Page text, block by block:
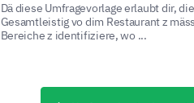
Rabatte und Angebote
Wie wichtig sind
Dä diese Umfragevorlage erlaubt dir, die
Gesamtleistig vo dim Restaurant z
Bereiche z identifiziere, wo ...